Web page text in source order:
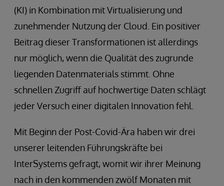
(KI) in Kombination mit Virtualisierung und
zunehmender Nutzung der Cloud. Ein positiver
Beitrag dieser Transformationen ist allerdings
nur möglich, wenn die Qualität des zugrunde
liegenden Datenmaterials stimmt. Ohne
schnellen Zugriff auf hochwertige Daten schlägt
jeder Versuch einer digitalen Innovation fehl.
Mit Beginn der Post-Covid-Ära haben wir drei
unserer leitenden Führungskräfte bei
InterSystems gefragt, womit wir ihrer Meinung
nach in den kommenden zwölf Monaten mit